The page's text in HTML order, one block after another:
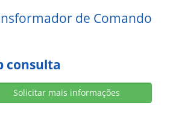
de Comando
consulta
Solicitar mais informações